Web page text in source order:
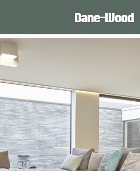
Dane-Wood®